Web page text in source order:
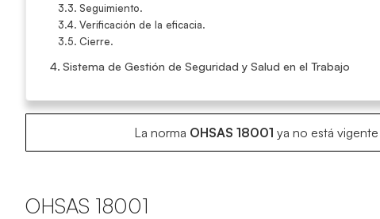
Seguimiento.
Verificación de la eficacia.
Cierre.
Sistema de Gestión de Seguridad y Salud en el Trabajo
La norma OHSAS 18001 ya no está
OHSAS 18001